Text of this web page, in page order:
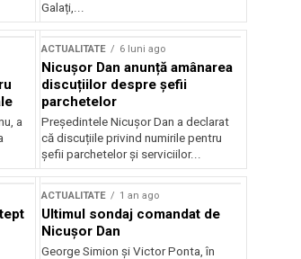
Galați,...
a
ACTUALITATE 6 luni ago
Nicușor Dan anunță amânarea
discuțiilor despre șefii
parchetelor
Președintele Nicușor Dan a declarat
că discuțiile privind numirile pentru
șefii parchetelor și serviciilor...
ACTUALITATE 1 an ago
Ultimul sondaj comandat de
Nicușor Dan
George Simion și Victor Ponta, în